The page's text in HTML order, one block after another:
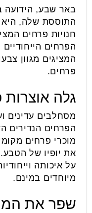
באר שבע, הידועה
התוססת שלה, היא
חנויות פרחים
הפרחים
המציגים מגוון
פרחים.
גלה אוצרות
מסחלבים עדינים
הפרחים הנדירים
מוכרי פרחים
את יופיו של
על איכותה
מיוחדים במינם.
שפר את